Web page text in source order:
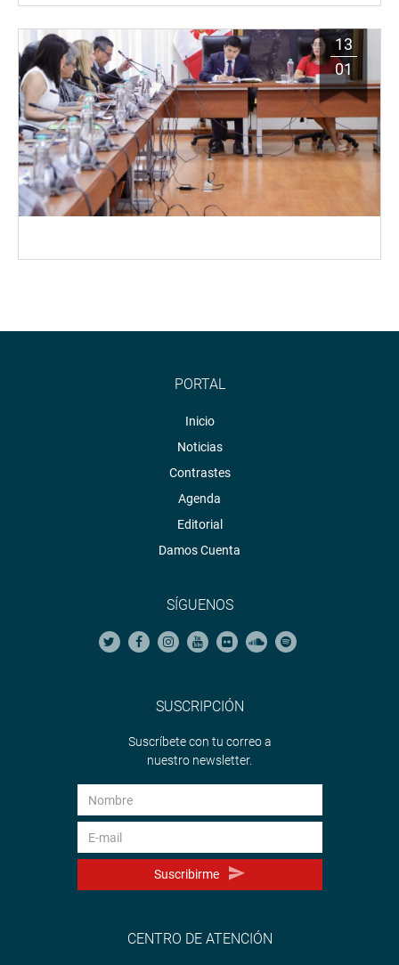
13
01
PORTAL
Inicio
Noticias
Contrastes
Agenda
Editorial
Damos Cuenta
SÍGUENOS
SUSCRIPCIÓN
Suscríbete con tu correo a
nuestro newsletter.
Suscribirme
CENTRO DE ATENCIÓN